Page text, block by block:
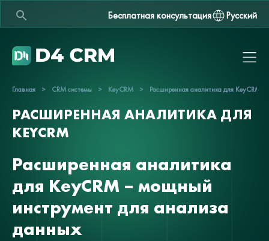
Бесплатная консультация Русский
Главная > CRM системы > KeyCRM > Расширенная аналитика для KeyCRM
РАСШИРЕННАЯ АНАЛИТИКА ДЛЯ
KEYCRM
Расширенная аналитика
для KeyCRM – мощный
инструмент для анализа
данных